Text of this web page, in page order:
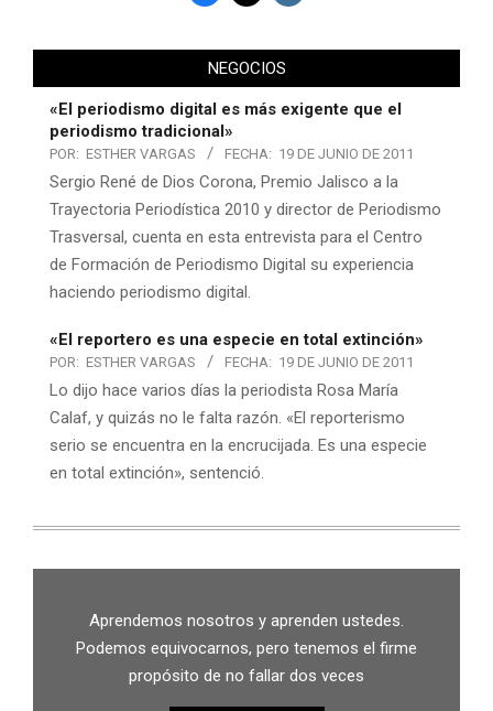
NEGOCIOS
«El periodismo digital es más exigente que el
periodismo tradicional»
POR: ESTHER VARGAS FECHA: 19 DE JUNIO DE 2011
Sergio René de Dios Corona, Premio Jalisco a la
Trayectoria Periodística 2010 y director de Periodismo
Trasversal, cuenta en esta entrevista para el Centro
de Formación de Periodismo Digital su experiencia
haciendo periodismo digital.
«El reportero es una especie en total extinción»
POR: ESTHER VARGAS FECHA: 19 DE JUNIO DE 2011
Lo dijo hace varios días la periodista Rosa María
Calaf, y quizás no le falta razón. «El reporterismo
serio se encuentra en la encrucijada. Es una especie
en total extinción», sentenció.
Aprendemos nosotros y aprenden ustedes.
Podemos equivocarnos, pero tenemos el firme
propósito de no fallar dos veces